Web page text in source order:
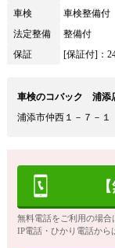
車検
車検整備付
法定整備
整備付
保証
[保証付]：
車検のコバック 浦添
浦添市仲西１－７－１
無料電話をご利用の場合
IP電話・ひかり電話から